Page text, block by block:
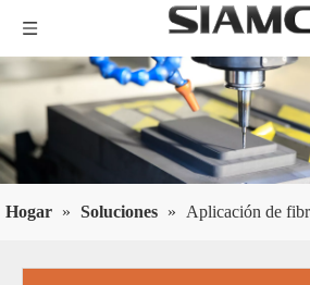
Hogar » Soluciones » Aplicación de